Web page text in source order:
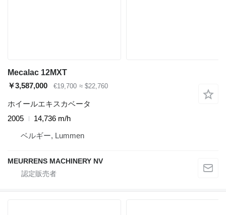
Mecalac 12MXT
￥3,587,000
€19,700 ≈ $22,760
ホイールエキスカベータ
2005
14,736 m/h
ベルギー, Lummen
MEURRENS MACHINERY NV